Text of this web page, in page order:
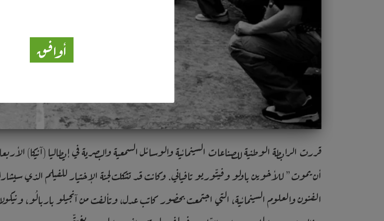
قررت الرابطة الوطنية للصناعات السينمائية والوسائل السمعية والبصرية في إيطاليا (آنيكا)
أن يموت” للأخوين باولو وفيتّوريو تافياني. وكانت قد تشكلت لجنة الإختيار للفيلم الذي
الفنون والعلوم السينمائية، التي اجتمعت بحضور كاتب عدل، وتألفت من آنجيلو باربالُو،
أوافق